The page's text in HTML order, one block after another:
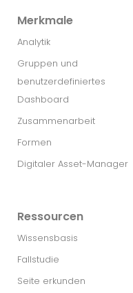
Merkmale
Analytik
Gruppen und
benutzerdefiniertes
Dashboard
Zusammenarbeit
Formen
Digitaler Asset-Manager
Ressourcen
Wissensbasis
Fallstudie
Seite erkunden